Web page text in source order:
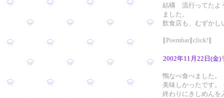
結構 流行ってたよ
ました。
飲食店も、むずかし
∥Poembar∥click!∥
2002年11月22日(金)
鴨なべ食べました。
美味しかったです。
終わりにきしめんを